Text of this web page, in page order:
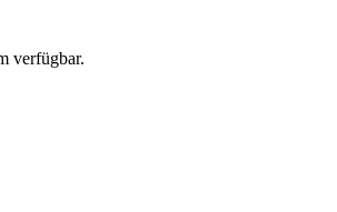
verfügbar.